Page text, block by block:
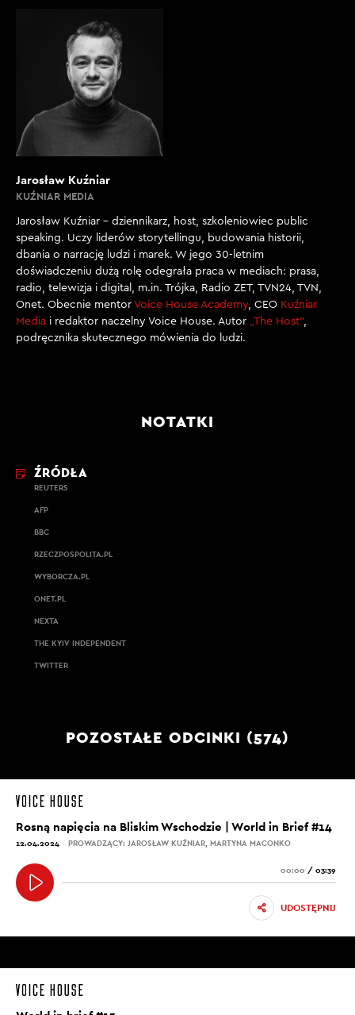
Jarosław Kuźniar
KUŹNIAR MEDIA
Jarosław Kuźniar – dziennikarz, host, szkoleniowiec public
speaking. Uczy liderów storytellingu, budowania historii,
dbania o narrację ludzi i marek. W jego 30-letnim
doświadczeniu dużą rolę odegrała praca w mediach: prasa,
radio, telewizja i digital, m.in. Trójka, Radio ZET, TVN24, TVN,
Onet. Obecnie mentor Voice House Academy, CEO Kuźniar
Media i redaktor naczelny Voice House. Autor „The Host”,
podręcznika skutecznego mówienia do ludzi.
NOTATKI
ŹRÓDŁA
REUTERS
AFP
BBC
RZECZPOSPOLITA.PL
WYBORCZA.PL
ONET.PL
NEXTA
THE KYIV INDEPENDENT
TWITTER
POZOSTAŁE ODCINKI (574)
Rosną napięcia na Bliskim Wschodzie | World in Brief #14
12.04.2024 PROWADZĄCY: JAROSŁAW KUŹNIAR, MARTYNA MACONKO
00:00 / 03:39
UDOSTĘPNIJ